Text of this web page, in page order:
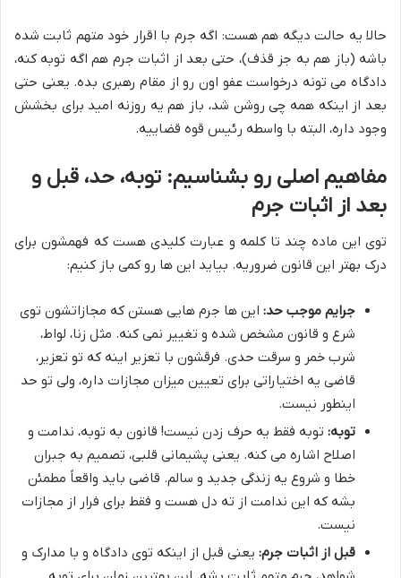
حالا یه حالت دیگه هم هست: اگه جرم با اقرار خود متهم ثابت شده
باشه (باز هم به جز قذف)، حتی بعد از اثبات جرم هم اگه توبه کنه،
دادگاه می تونه درخواست عفو اون رو از مقام رهبری بده. یعنی حتی
بعد از اینکه همه چی روشن شد، باز هم یه روزنه امید برای بخشش
وجود داره، البته با واسطه رئیس قوه قضاییه.
مفاهیم اصلی رو بشناسیم: توبه، حد، قبل و
بعد از اثبات جرم
توی این ماده چند تا کلمه و عبارت کلیدی هست که فهمشون برای
درک بهتر این قانون ضروریه. بیاید این ها رو کمی باز کنیم:
جرایم موجب حد: این ها جرم هایی هستن که مجازاتشون توی
شرع و قانون مشخص شده و تغییر نمی کنه. مثل زنا، لواط،
شرب خمر و سرقت حدی. فرقشون با تعزیر اینه که تو تعزیر،
قاضی یه اختیاراتی برای تعیین میزان مجازات داره، ولی تو حد
اینطور نیست.
توبه: توبه فقط یه حرف زدن نیست! قانون به توبه، ندامت و
اصلاح اشاره می کنه. یعنی پشیمانی قلبی، تصمیم به جبران
خطا و شروع یه زندگی جدید و سالم. قاضی باید واقعاً مطمئن
بشه که این ندامت از ته دل هست و فقط برای فرار از مجازات
نیست.
قبل از اثبات جرم: یعنی قبل از اینکه توی دادگاه و با مدارک و